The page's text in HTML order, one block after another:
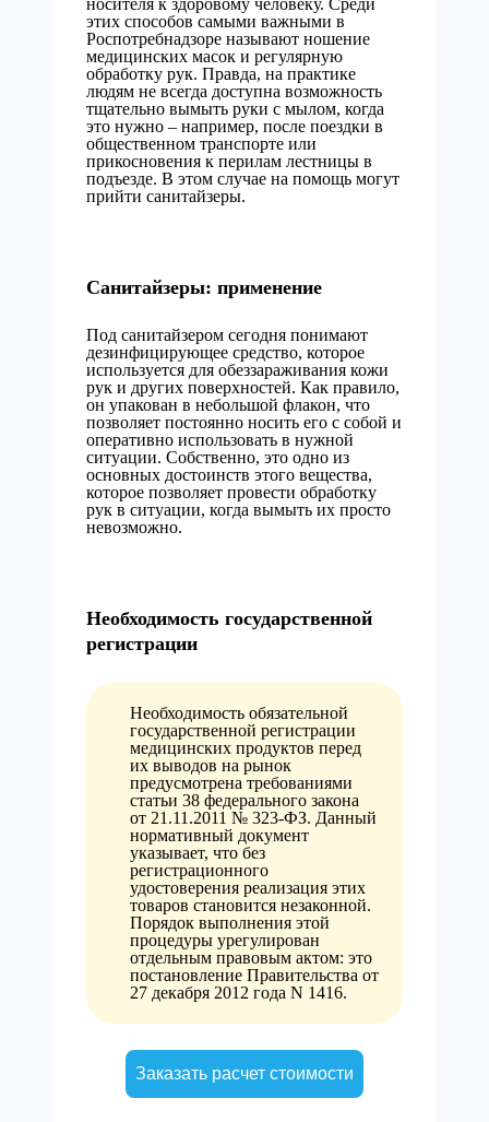
носителя к здоровому человеку. Среди
этих способов самыми важными в
Роспотребнадзоре называют ношение
медицинских масок и регулярную
обработку рук. Правда, на практике
людям не всегда доступна возможность
тщательно вымыть руки с мылом, когда
это нужно – например, после поездки в
общественном транспорте или
прикосновения к перилам лестницы в
подъезде. В этом случае на помощь могут
прийти санитайзеры.
Санитайзеры: применение
Под санитайзером сегодня понимают
дезинфицирующее средство, которое
используется для обеззараживания кожи
рук и других поверхностей. Как правило,
он упакован в небольшой флакон, что
позволяет постоянно носить его с собой и
оперативно использовать в нужной
ситуации. Собственно, это одно из
основных достоинств этого вещества,
которое позволяет провести обработку
рук в ситуации, когда вымыть их просто
невозможно.
Необходимость государственной
регистрации
Необходимость обязательной
государственной регистрации
медицинских продуктов перед
их выводов на рынок
предусмотрена требованиями
статьи 38 федерального закона
от 21.11.2011 № 323-ФЗ. Данный
нормативный документ
указывает, что без
регистрационного
удостоверения реализация этих
товаров становится незаконной.
Порядок выполнения этой
процедуры урегулирован
отдельным правовым актом: это
постановление Правительства от
27 декабря 2012 года N 1416.
Заказать расчет стоимости